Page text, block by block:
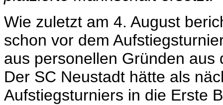
Wie zuletzt am 4. August
schon vor dem
aus personellen Gründen
Der SC Neustadt hätte als
Aufstiegsturniers in die Erste